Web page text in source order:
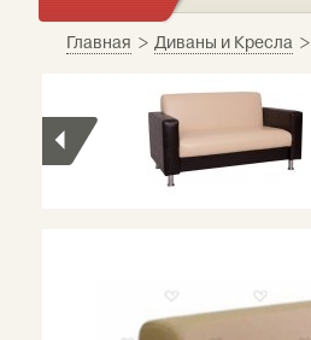
Главная > Диваны и Кресла >